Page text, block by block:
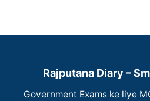
Rajputana Diary –
Government Exams ke liye